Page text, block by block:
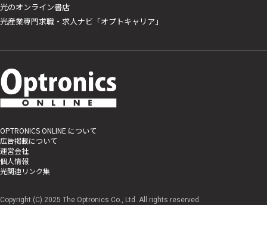
光のオンライン書店
光産業専門求職・求人ナビ「オプトキャリア」
OPTRONICS ONLINE について
広告掲載について
運営会社
個人情報
光関連リンク集
Copyright (C) 2025 The Optronics Co., Ltd. All rights reserved.